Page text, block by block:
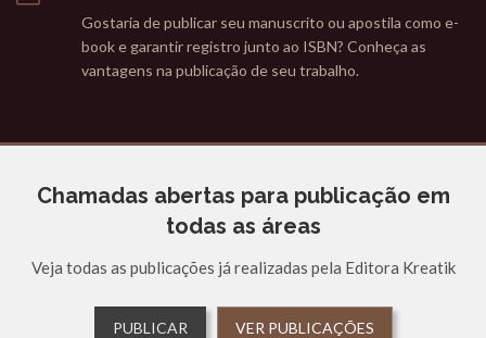
Gostaria de publicar seu manuscrito ou apostila como e-
book e garantir registro junto ao ISBN? Conheça as
vantagens na publicação de seu trabalho.
Chamadas abertas para publicação em
todas as áreas
Veja todas as publicações já realizadas pela Editora Kreatik
PUBLICAR VER PUBLICAÇÕES